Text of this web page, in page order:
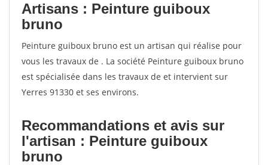
Artisans : Peinture guiboux
bruno
Peinture guiboux bruno est un artisan qui réalise pour
vous les travaux de . La société Peinture guiboux bruno
est spécialisée dans les travaux de et intervient sur
Yerres 91330 et ses environs.
Recommandations et avis sur
l'artisan : Peinture guiboux
bruno